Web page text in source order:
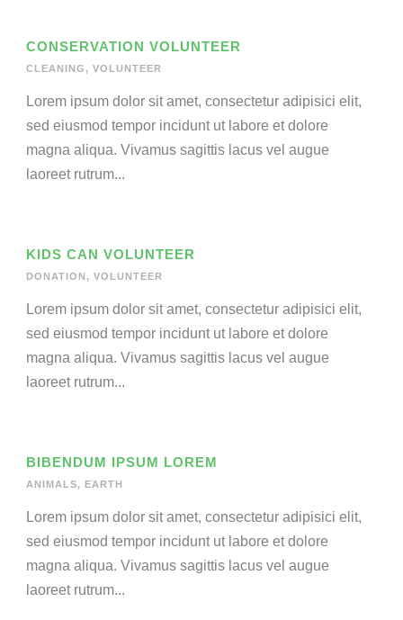
CONSERVATION VOLUNTEER
CLEANING , VOLUNTEER
Lorem ipsum dolor sit amet, consectetur adipisici elit,
sed eiusmod tempor incidunt ut labore et dolore
magna aliqua. Vivamus sagittis lacus vel augue
laoreet rutrum...
KIDS CAN VOLUNTEER
DONATION , VOLUNTEER
Lorem ipsum dolor sit amet, consectetur adipisici elit,
sed eiusmod tempor incidunt ut labore et dolore
magna aliqua. Vivamus sagittis lacus vel augue
laoreet rutrum...
BIBENDUM IPSUM LOREM
ANIMALS, EARTH
Lorem ipsum dolor sit amet, consectetur adipisici elit,
sed eiusmod tempor incidunt ut labore et dolore
magna aliqua. Vivamus sagittis lacus vel augue
laoreet rutrum...